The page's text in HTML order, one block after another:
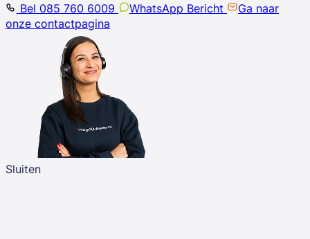
Bel 085 760 6009
WhatsApp Bericht
Ga naar
onze contactpagina
Sluiten